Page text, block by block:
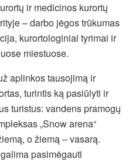
ir medicinos kurortų
– darbo jėgos trūkumas
kurortologiniai tyrimai ir
miestuose.
aplinkos tausojimą ir
turintis ką pasiūlyti ir
turistus: vandens pramogų
„Snow arena“
o žiemą – vasarą.
pasimėgauti